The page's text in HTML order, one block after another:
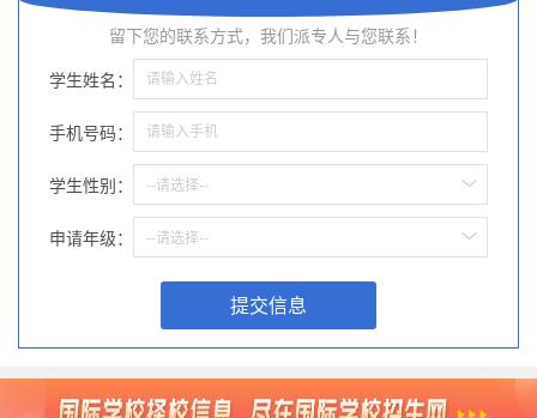
留下您的联系方式，我们派专人与您联系！
学生姓名：
手机号码：
学生性别： --请选择--
申请年级： --请选择--
提交信息